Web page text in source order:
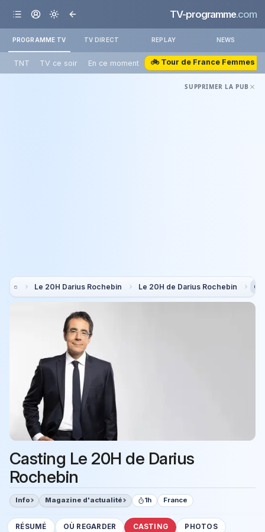
TV-programme.com
PROGRAMME TV TV DIRECT REPLAY NEWS
TNT TV ce soir En ce moment 🚲 Tour de France Femmes
SUPPRIMER LA PUB
Le 20H Darius Rochebin Le 20H de Darius Rochebin
Casting Le 20H de Darius
Rochebin
Info Magazine d'actualité 1h France
RÉSUMÉ OÙ REGARDER CASTING PHOTOS